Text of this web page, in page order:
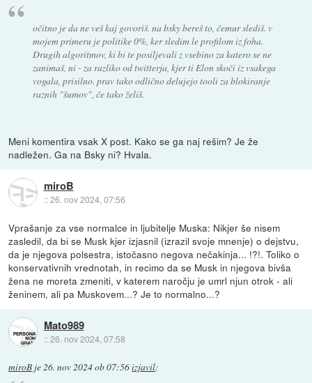
očitno je da ne veš kaj govoriš. na bsky bereš to, čemur slediš. v
mojem primeru je politike 0%, ker sledim le profilom iz foha.
Drugih algoritmov, ki bi te posiljevali z vsebino za katero se ne
zanimaš, ni - za razliko od twitterja, kjer ti Elon skoči iz vsakega
vogala, prisilno. prav tako odlično delujejo tooli za blokiranje
raznih "šumov", če tako želiš.
Meni komentira vsak X post. Kako se ga naj rešim? Je že
nadležen. Ga na Bsky ni? Hvala.
miroB
::26. nov 2024, 07:56
Vprašanje za vse normalce in ljubitelje Muska: Nikjer še nisem
zasledil, da bi se Musk kjer izjasnil (izrazil svoje mnenje) o dejstvu,
da je njegova polsestra, istočasno negova nečakinja... !?!. Toliko o
konservativnih vrednotah, in recimo da se Musk in njegova bivša
žena ne moreta zmeniti, v katerem naročju je umrl njun otrok - ali
ženinem, ali pa Muskovem...? Je to normalno...?
Mato989
::26. nov 2024, 07:58
miroB je26. nov 2024 ob 07:56izjavil: